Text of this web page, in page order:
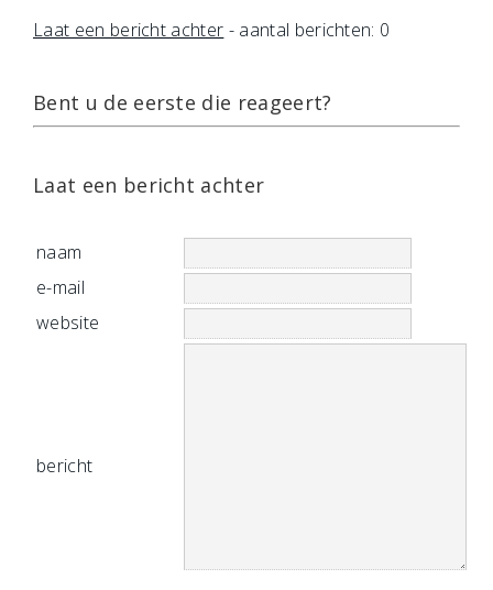
Laat een bericht achter - aantal berichten: 0
Bent u de eerste die reageert?
Laat een bericht achter
naam
e-mail
website
bericht